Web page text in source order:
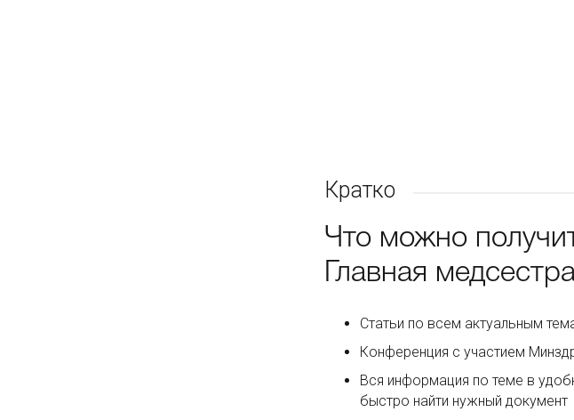
Кратко
Что можно
Главная
Статьи по всем актуальным
Конференция с участием
Вся информация по теме в
быстро найти нужный документ